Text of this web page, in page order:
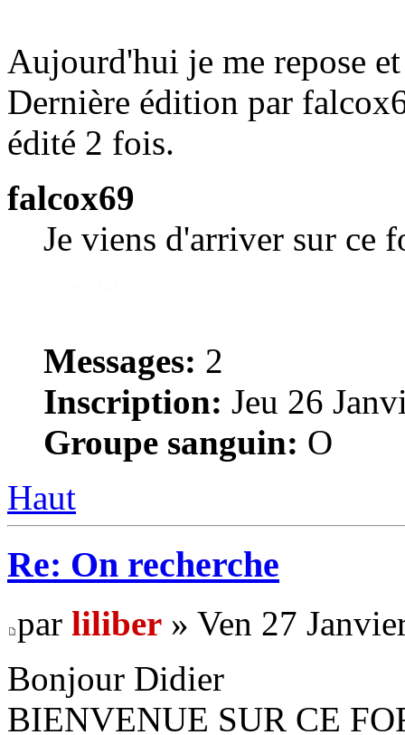
Aujourd'hui je me repose
Dernière édition par
édité 2 fois.
falcox69
Je viens d'arriver sur ce
Messages: 2
Inscription: Jeu 26
Groupe sanguin: O
Haut
Re: On recherche
par liliber » Ven 27
Bonjour Didier
BIENVENUE SUR CE